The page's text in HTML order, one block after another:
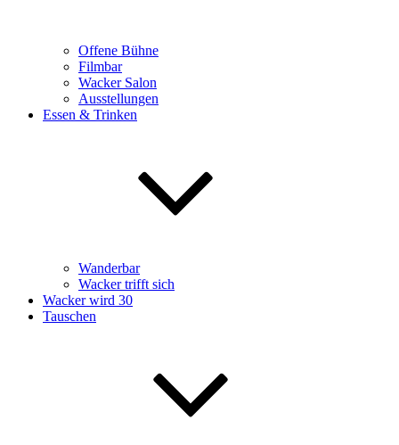
Offene Bühne
Filmbar
Wacker Salon
Ausstellungen
Essen & Trinken
Wanderbar
Wacker trifft sich
Wacker wird 30
Tauschen